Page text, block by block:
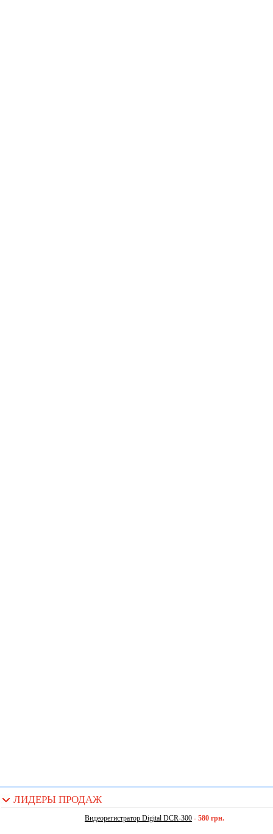
ЛИДЕРЫ ПРОДАЖ
Видеорегистратор Digital DCR-300 - 580 грн.